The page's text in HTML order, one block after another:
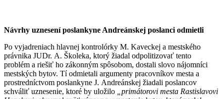
Návrhy uznesení poslankyne Andreánskej poslanci odmietli
Po vyjadreniach hlavnej kontrolórky M. Kaveckej a mestského
právnika JUDr. A. Školeka, ktorý žiadal odpolitizovať tento
problém a riešiť ho zákonným spôsobom, dostali slovo nájomníci
mestských bytov. Tí odmietali argumenty pracovníkov mesta a
prostredníctvom poslankyne J. Andreánskej žiadali poslancov
schváliť uznesenie, ktoré by uložilo „primátorovi mesta Rastislavovi